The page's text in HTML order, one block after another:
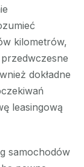
kilometrów,
dokładne
leasingową
samochodów